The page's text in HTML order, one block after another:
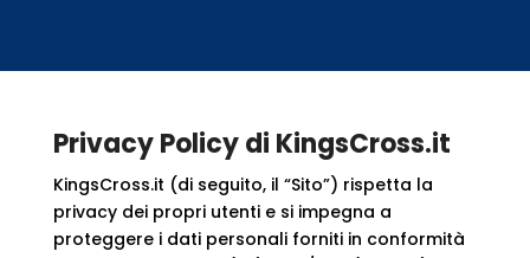
Privacy Policy di KingsCross.it
KingsCross.it (di seguito, il “Sito”) rispetta la
privacy dei propri utenti e si impegna a
proteggere i dati personali forniti in conformità